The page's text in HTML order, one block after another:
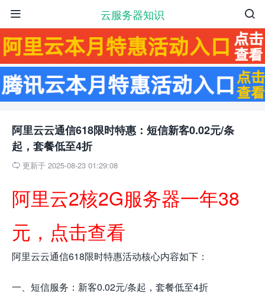
云服务器知识 

阿里云云通信618限时特惠：短信新客0.02元/条
起，套餐低至4折
 更新于 2025-08-23 01:29:08
阿里云2核2G服务器一年38
元，点击查看
阿里云云通信618限时特惠活动核心内容如下：
一、短信服务：新客0.02元/条起，套餐低至4折